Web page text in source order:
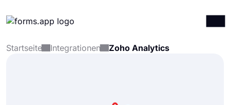
Produkte
Startseite Integrationen Zoho Analytics